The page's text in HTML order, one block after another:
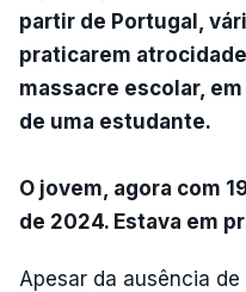
partir de Portugal,
praticarem
massacre escolar,
de uma estudante.
O jovem, agora com
de 2024. Estava em
Apesar da ausência